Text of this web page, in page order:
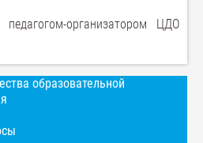
педагогом-организатором ЦДО
образовательной